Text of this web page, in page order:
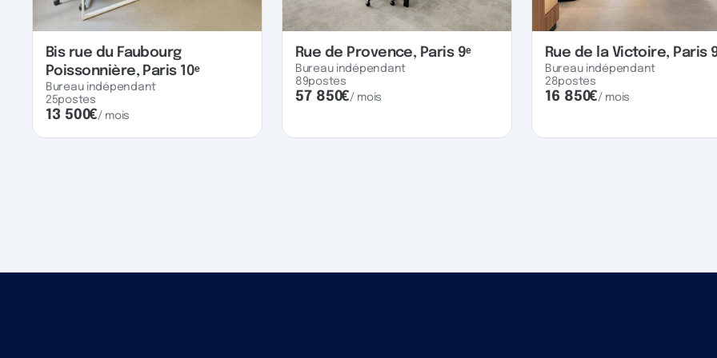
Bis rue du Faubourg
Poissonnière, Paris 10ᵉ
Bureau indépendant
25postes
13 500€/ mois
Rue de Provence, Paris 9ᵉ
Bureau indépendant
89postes
57 850€/ mois
Rue de la Victoire, Paris
Bureau indépendant
28postes
16 850€/ mois